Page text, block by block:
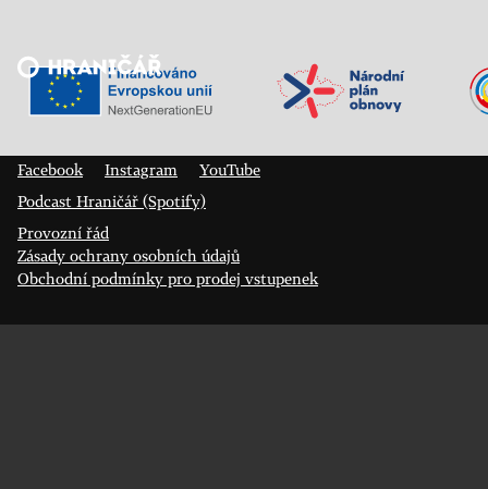
Veřejný sál Hraničář, spolek
Facebook
Instagram
YouTube
Podcast Hraničář (Spotify)
Provozní řád
Zásady ochrany osobních údajů
Obchodní podmínky pro prodej vstupenek